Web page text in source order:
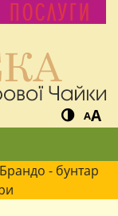
ПОСЛУГИ
AA
- бунтар